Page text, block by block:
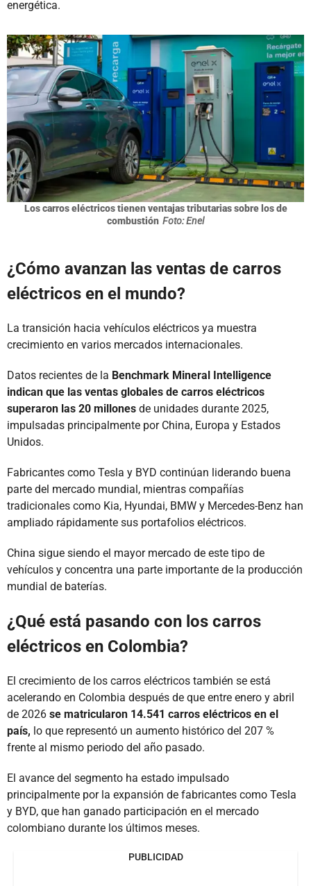
energética.
Los carros eléctricos tienen ventajas tributarias sobre los de
combustión Foto: Enel
¿Cómo avanzan las ventas de carros
eléctricos en el mundo?
La transición hacia vehículos eléctricos ya muestra
crecimiento en varios mercados internacionales.
Datos recientes de la Benchmark Mineral Intelligence
indican que las ventas globales de carros eléctricos
superaron las 20 millones de unidades durante 2025,
impulsadas principalmente por China, Europa y Estados
Unidos.
Fabricantes como Tesla y BYD continúan liderando buena
parte del mercado mundial, mientras compañías
tradicionales como Kia, Hyundai, BMW y Mercedes-Benz han
ampliado rápidamente sus portafolios eléctricos.
China sigue siendo el mayor mercado de este tipo de
vehículos y concentra una parte importante de la producción
mundial de baterías.
¿Qué está pasando con los carros
eléctricos en Colombia?
El crecimiento de los carros eléctricos también se está
acelerando en Colombia después de que entre enero y abril
de 2026 se matricularon 14.541 carros eléctricos en el
país, lo que representó un aumento histórico del 207 %
frente al mismo periodo del año pasado.
El avance del segmento ha estado impulsado
principalmente por la expansión de fabricantes como Tesla
y BYD, que han ganado participación en el mercado
colombiano durante los últimos meses.
PUBLICIDAD